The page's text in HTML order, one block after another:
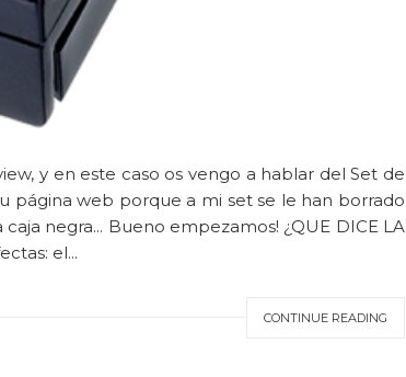
y en este caso os vengo a hablar del Set de
página web porque a mi set se le han borrado
negra... Bueno empezamos! ¿QUE DICE LA
el...
CONTINUE READING